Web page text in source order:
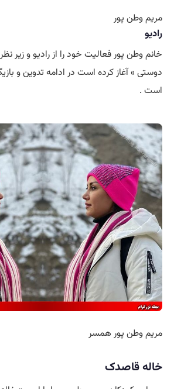
مریم وطن پور
رادیو
خانم وطن پور فعالیت خود را از رادیو و زیر نظر
دوستی » آغاز کرده است در ادامه تدوین و
است .
مریم وطن پور همسر
خاله قاصدک